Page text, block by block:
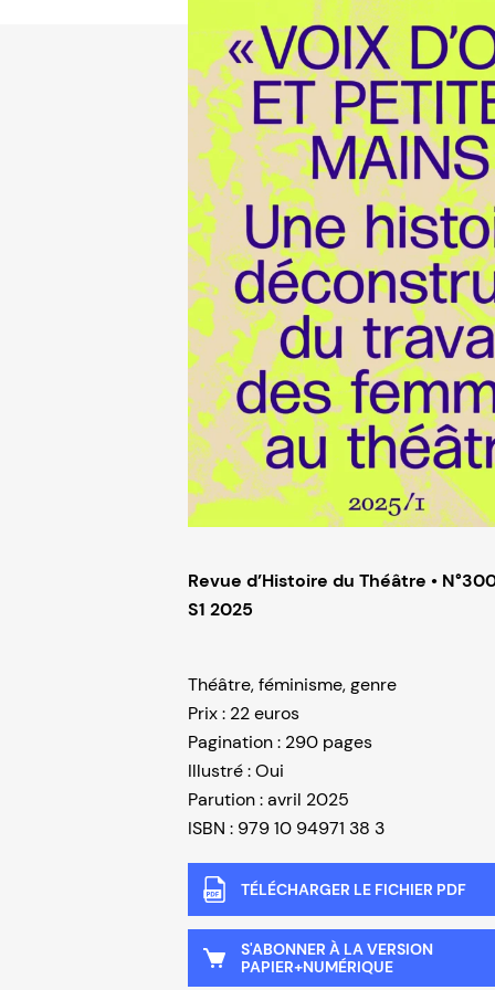
Revue d’Histoire du Théâtre •
S1 2025
Théâtre, féminisme, genre
Prix : 22 euros
Pagination : 290 pages
Illustré : Oui
Parution : avril 2025
ISBN : 979 10 94971 38 3
TÉLÉCHARGER LE FICHIER PDF
S'ABONNER À LA VERSION
PAPIER+NUMÉRIQUE
Naissance de l’acteur moderne
[13]
Les Héroïsmes de l’acteur
au XIXe siècle
[14]
Le Sacre de l’acteur. Émergence
du vedettariat théâtral de Molière à Sarah
Bernhardt
Les Actrices
victoriennes : entre marginalité et
conformisme
[16]
[17]
Revue d’Histoire du Théâtre,